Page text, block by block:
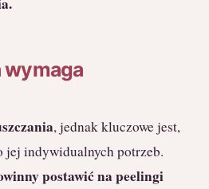
wymaga
, jednak kluczowe jest,
jej indywidualnych potrzeb.
postawić na peelingi